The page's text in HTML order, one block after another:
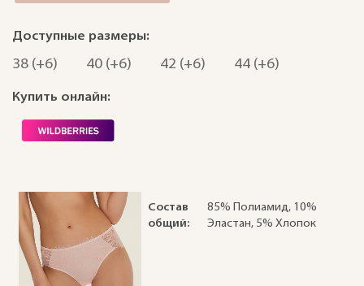
Доступные размеры:
38 (+6) 40 (+6) 42 (+6) 44 (+6)
Купить онлайн:
Состав
общий:
85% Полиамид, 10%
Эластан, 5% Хлопок